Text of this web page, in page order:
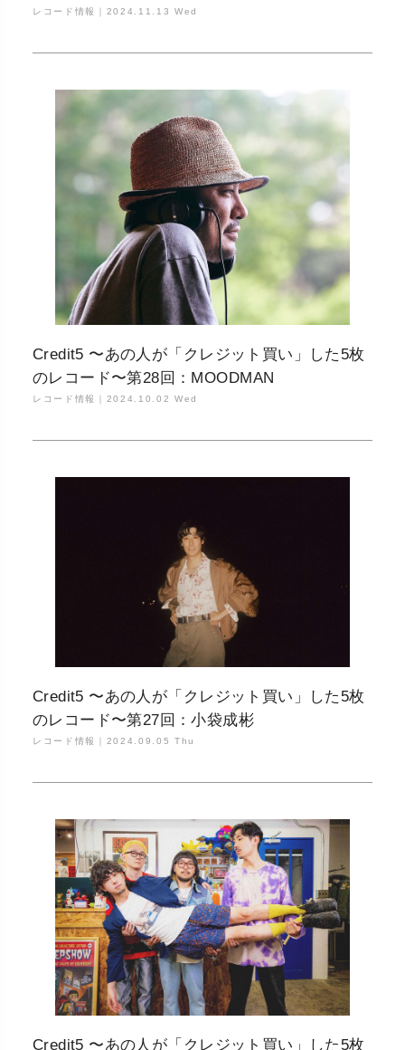
レコード情報｜ 2024.11.13 Wed
Credit5 〜あの人が「クレジット買い」した5枚
のレコード〜第28回：MOODMAN
レコード情報｜ 2024.10.02 Wed
Credit5 〜あの人が「クレジット買い」した5枚
のレコード〜第27回：小袋成彬
レコード情報｜ 2024.09.05 Thu
Credit5 〜あの人が「クレジット買い」した5枚